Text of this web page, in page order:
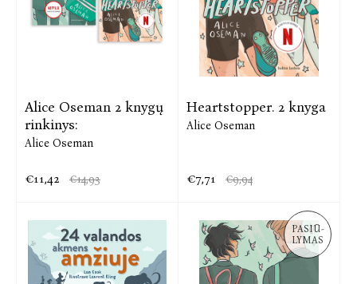
Alice Oseman 2 knygų
rinkinys:
Alice Oseman
€11,42 €14,93
Heartstopper. 2 knyga
Alice Oseman
€7,71 €9,94
PASIŪ-
LYMAS